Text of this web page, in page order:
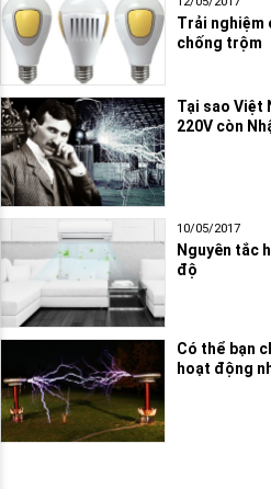
Trải nghiệm
chống trộm
Tại sao Việt
220V còn
10/05/2017
Nguyên tắc
độ
Có thể bạn
hoạt động